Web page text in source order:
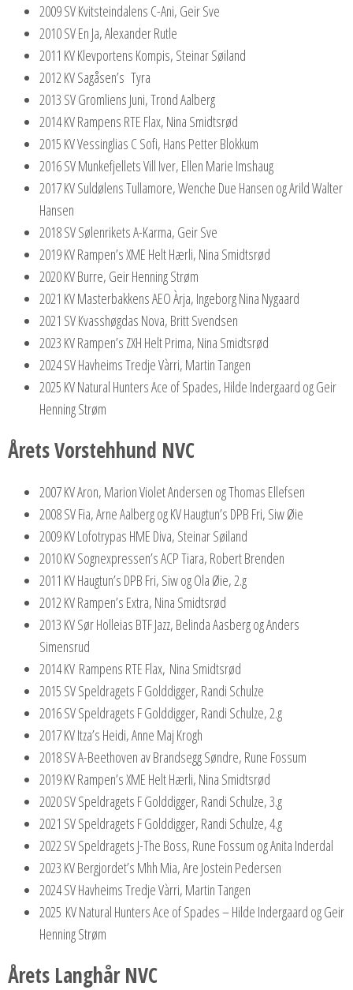
2009 SV Kvitsteindalens C-Ani, Geir Sve
2010 SV En Ja, Alexander Rutle
2011 KV Klevportens Kompis, Steinar Søiland
2012 KV Sagåsen’s Tyra
2013 SV Gromliens Juni, Trond Aalberg
2014 KV Rampens RTE Flax, Nina Smidtsrød
2015 KV Vessinglias C Sofi, Hans Petter Blokkum
2016 SV Munkefjellets Vill Iver, Ellen Marie Imshaug
2017 KV Suldølens Tullamore, Wenche Due Hansen og Arild Walter
Hansen
2018 SV Sølenrikets A-Karma, Geir Sve
2019 KV Rampen’s XME Helt Hærli, Nina Smidtsrød
2020 KV Burre, Geir Henning Strøm
2021 KV Masterbakkens AEO Àrja, Ingeborg Nina Nygaard
2021 SV Kvasshøgdas Nova, Britt Svendsen
2023 KV Rampen’s ZXH Helt Prima, Nina Smidtsrød
2024 SV Havheims Tredje Vàrri, Martin Tangen
2025 KV Natural Hunters Ace of Spades, Hilde Indergaard og Geir
Henning Strøm
Årets Vorstehhund NVC
2007 KV Aron, Marion Violet Andersen og Thomas Ellefsen
2008 SV Fia, Arne Aalberg og KV Haugtun’s DPB Fri, Siw Øie
2009 KV Lofotrypas HME Diva, Steinar Søiland
2010 KV Sognexpressen’s ACP Tiara, Robert Brenden
2011 KV Haugtun’s DPB Fri, Siw og Ola Øie, 2.g
2012 KV Rampen’s Extra, Nina Smidtsrød
2013 KV Sør Holleias BTF Jazz, Belinda Aasberg og Anders
Simensrud
2014 KV Rampens RTE Flax, Nina Smidtsrød
2015 SV Speldragets F Golddigger, Randi Schulze
2016 SV Speldragets F Golddigger, Randi Schulze, 2.g
2017 KV Itza’s Heidi, Anne Maj Krogh
2018 SV A-Beethoven av Brandsegg Søndre, Rune Fossum
2019 KV Rampen’s XME Helt Hærli, Nina Smidtsrød
2020 SV Speldragets F Golddigger, Randi Schulze, 3.g
2021 SV Speldragets F Golddigger, Randi Schulze, 4.g
2022 SV Speldragets J-The Boss, Rune Fossum og Anita Inderdal
2023 KV Bergjordet’s Mhh Mia, Are Jostein Pedersen
2024 SV Havheims Tredje Vàrri, Martin Tangen
2025 KV Natural Hunters Ace of Spades – Hilde Indergaard og Geir
Henning Strøm
Årets Langhår NVC